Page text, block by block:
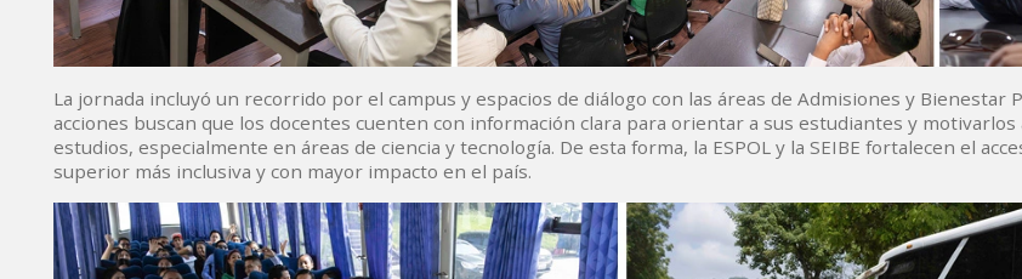
La jornada incluyó un recorrido por el campus y espacios de diálogo con las áreas de Admisiones y Bienestar
acciones buscan que los docentes cuenten con información clara para orientar a sus estudiantes y motivarlos
estudios, especialmente en áreas de ciencia y tecnología. De esta forma, la ESPOL y la SEIBE fortalecen el
superior más inclusiva y con mayor impacto en el país.